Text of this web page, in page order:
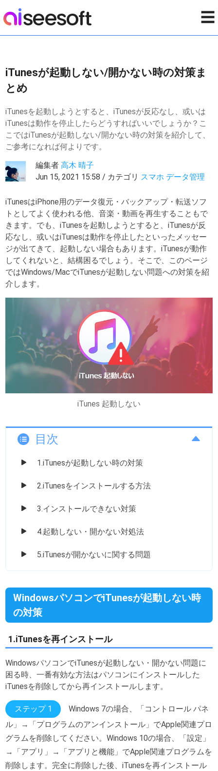
☰
iTunesが起動しない/開かない時の対策ま
とめ
iTunesを起動しようとすると、iTunesが反応なし、或いは
iTunesは動作を停止したらどうすればいいでしょうか？こ
こではiTunesが起動しない/開かない時の対策を紹介して、
ご参考になれば何よりです。
編集者高木 晴子
Jun 15, 2021 15:58 / カテゴリ スマホ データ管理
iTunesはiPhone用のデータ復元・バックアップ・転送ソフ
トとしてよく使われる他、音楽・動画を再生することもで
きます。でも、iTunesを起動しようとすると、iTunesが反
応なし、或いはiTunesは動作を停止したといったメッセー
ジが出てきて、起動しない場合もあります。iTunesが動作
してくれないと、結構困るでしょう。そこで、このページ
ではWindows/MacでiTunesが起動しない問題への対策を紹
介します。
iTunes 起動しない
目次
1.iTunesが起動しない時の対策
2.iTunesをインストールする方法
3.インストールできない対策
4.起動しない・開かない対処法
5.iTunesが開かないに関する問題
WindowsパソコンでiTunesが起動しない時
の対策
1.iTunesを再インストール
WindowsパソコンでiTunesが起動しない・開かない問題に
困る時、一番有効な方法はパソコンにインストールした
iTunesを削除してから再インストールします。
ステップ 1
Windows 7の場合、「コントロール パネ
ル」→「プログラムのアンインストール」でApple関連プロ
グラムを削除してください。Windows 10の場合、「設定」
→「アプリ」→「アプリと機能」でApple関連プログラムを
削除します。完全に削除した後、iTunesを再インストール